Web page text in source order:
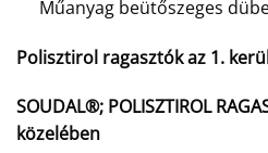
Műanyag beütőszeges
Polisztirol ragasztók az 1.
SOUDAL®; POLISZTIROL
közelében